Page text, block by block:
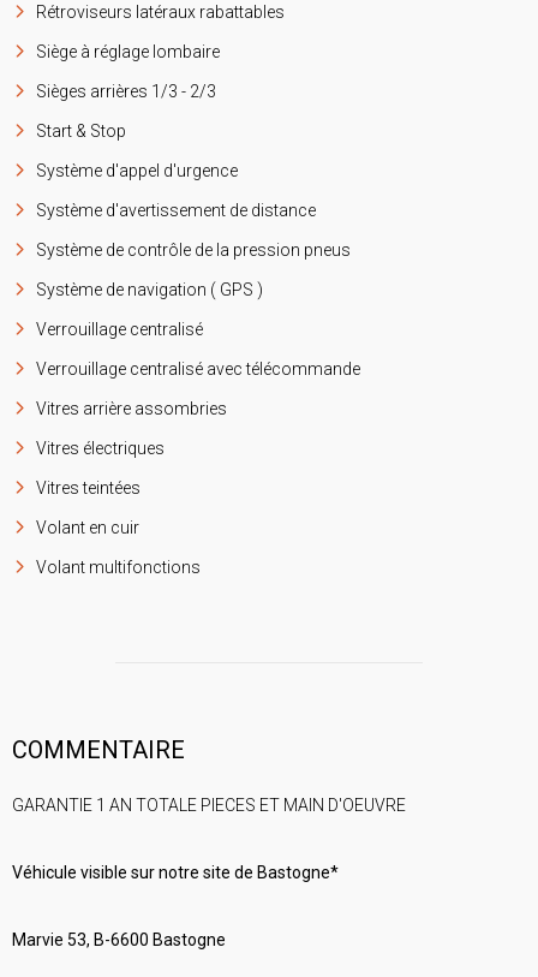
Rétroviseurs latéraux rabattables
Siège à réglage lombaire
Sièges arrières 1/3 - 2/3
Start & Stop
Système d'appel d'urgence
Système d'avertissement de distance
Système de contrôle de la pression pneus
Système de navigation ( GPS )
Verrouillage centralisé
Verrouillage centralisé avec télécommande
Vitres arrière assombries
Vitres électriques
Vitres teintées
Volant en cuir
Volant multifonctions
COMMENTAIRE
GARANTIE 1 AN TOTALE PIECES ET MAIN D'OEUVRE
Véhicule visible sur notre site de Bastogne*
Marvie 53, B-6600 Bastogne